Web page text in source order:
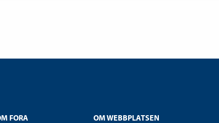
FORA
OM WEBBPLATSEN